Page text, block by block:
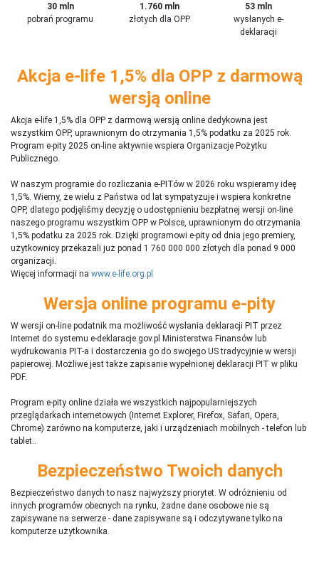
30 mln
pobrań programu
1.760 mln
złotych dla OPP
53 mln
wysłanych e-
deklaracji
Akcja e-life 1,5% dla OPP z darmową
wersją online
Akcja e-life 1,5% dla OPP z darmową wersją online dedykowna jest
wszystkim OPP, uprawnionym do otrzymania 1,5% podatku za 2025 rok.
Program e-pity 2025 on-line aktywnie wspiera Organizacje Pożytku
Publicznego.
W naszym programie do rozliczania e-PITów w 2026 roku wspieramy ideę
1,5%. Wiemy, że wielu z Państwa od lat sympatyzuje i wspiera konkretne
OPP, dlatego podjęliśmy decyzję o udostępnieniu bezpłatnej wersji on-line
naszego programu wszystkim OPP w Polsce, uprawnionym do otrzymania
1,5% podatku za 2025 rok. Dzięki programowi e-pity od dnia jego premiery,
użytkownicy przekazali już ponad 1 760 000 000 złotych dla ponad 9 000
organizacji.
Więcej informacji na www.e-life.org.pl
Wersja online programu e-pity
W wersji on-line podatnik ma możliwość wysłania deklaracji PIT przez
Internet do systemu e-deklaracje.gov.pl Ministerstwa Finansów lub
wydrukowania PIT-a i dostarczenia go do swojego US tradycyjnie w wersji
papierowej. Możliwe jest także zapisanie wypełnionej deklaracji PIT w pliku
PDF.
Program e-pity online działa we wszystkich najpopularniejszych
przeglądarkach internetowych (Internet Explorer, Firefox, Safari, Opera,
Chrome) zarówno na komputerze, jaki i urządzeniach mobilnych - telefon lub
tablet..
Bezpieczeństwo Twoich danych
Bezpieczeństwo danych to nasz najwyższy priorytet. W odróżnieniu od
innych programów obecnych na rynku, żadne dane osobowe nie są
zapisywane na serwerze - dane zapisywane są i odczytywane tylko na
komputerze użytkownika.